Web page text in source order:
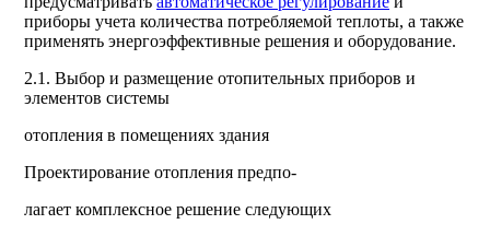
приборы учета количества потребляемой теплоты, а также
применять энергоэффективные решения и оборудование.
2.1. Выбор и размещение отопительных приборов и
элементов системы
отопления в помещениях здания
Проектирование отопления предпо-
лагает комплексное решение следующих